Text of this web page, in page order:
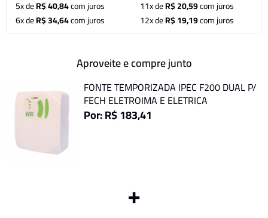
5x deR$ 40,84com juros
6x deR$ 34,64com juros
11x deR$ 20,59com juros
12x deR$ 19,19com juros
Aproveite e compre junto
FONTE TEMPORIZADA IPEC F200 DUAL P/
FECH ELETROIMA E ELETRICA
Por: R$ 183,41
+